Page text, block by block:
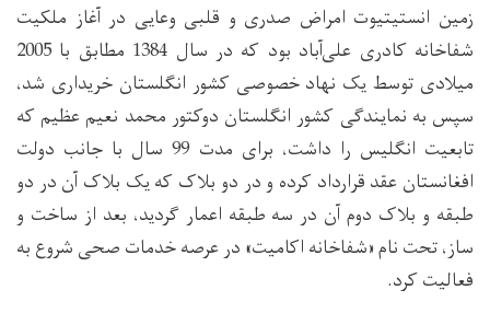
زمین انستیتیوت امراض صدری و قلبی وعایی در آغاز ملکیت
شفاخانه کادری علی‌آباد بود که در سال 1384 مطابق با 2005
میلادی توسط یک نهاد خصوصی کشور انگلستان خریداری شد،
سپس به نمایندگی کشور انگلستان دوکتور محمد نعیم عظیم که
تابعیت انگلیس را داشت، برای مدت 99 سال با جانب دولت
افغانستان عقد قرارداد کرده و در دو بلاک که یک بلاک آن در دو
طبقه و بلاک دوم آن در سه طبقه اعمار گردید، بعد از ساخت و
ساز، تحت نام «شفاخانه اکامیت» در عرصه خدمات صحی شروع به
فعالیت کرد.